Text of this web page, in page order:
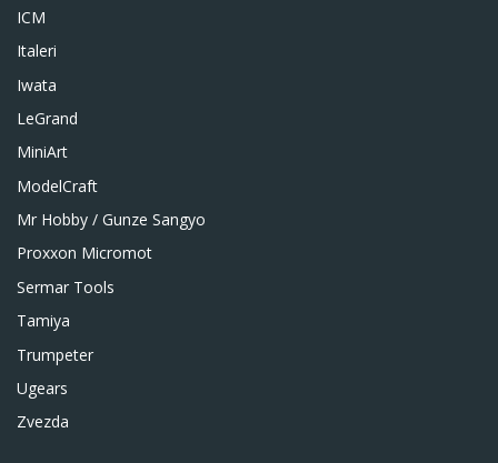
ICM
Italeri
Iwata
LeGrand
MiniArt
ModelCraft
Mr Hobby / Gunze Sangyo
Proxxon Micromot
Sermar Tools
Tamiya
Trumpeter
Ugears
Zvezda